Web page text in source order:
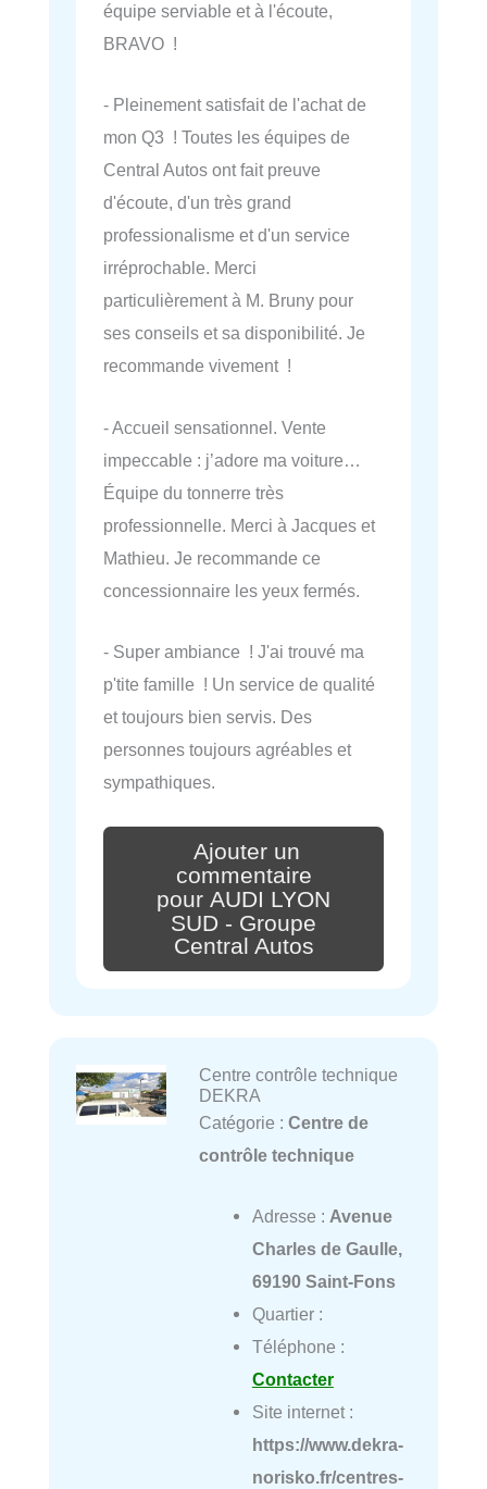
équipe serviable et à l'écoute,
BRAVO !
- Pleinement satisfait de l'achat de
mon Q3 ! Toutes les équipes de
Central Autos ont fait preuve
d'écoute, d'un très grand
professionalisme et d'un service
irréprochable. Merci
particulièrement à M. Bruny pour
ses conseils et sa disponibilité. Je
recommande vivement !
- Accueil sensationnel. Vente
impeccable : j’adore ma voiture…
Équipe du tonnerre très
professionnelle. Merci à Jacques et
Mathieu. Je recommande ce
concessionnaire les yeux fermés.
- Super ambiance ! J'ai trouvé ma
p'tite famille ! Un service de qualité
et toujours bien servis. Des
personnes toujours agréables et
sympathiques.
Ajouter un
commentaire
pour AUDI LYON
SUD - Groupe
Central Autos
Centre contrôle technique
DEKRA
Catégorie : Centre de
contrôle technique
Adresse : Avenue
Charles de Gaulle,
69190 Saint-Fons
Quartier :
Téléphone :
Contacter
Site internet :
https://www.dekra-
norisko.fr/centres-